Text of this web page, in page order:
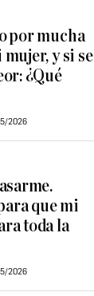
por mucha
y si se
¿Qué
2026
que mi
toda la
2026